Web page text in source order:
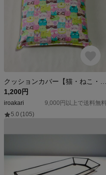
1,200円
iroakari
9,000円以上で送料無料
5.0 (105)